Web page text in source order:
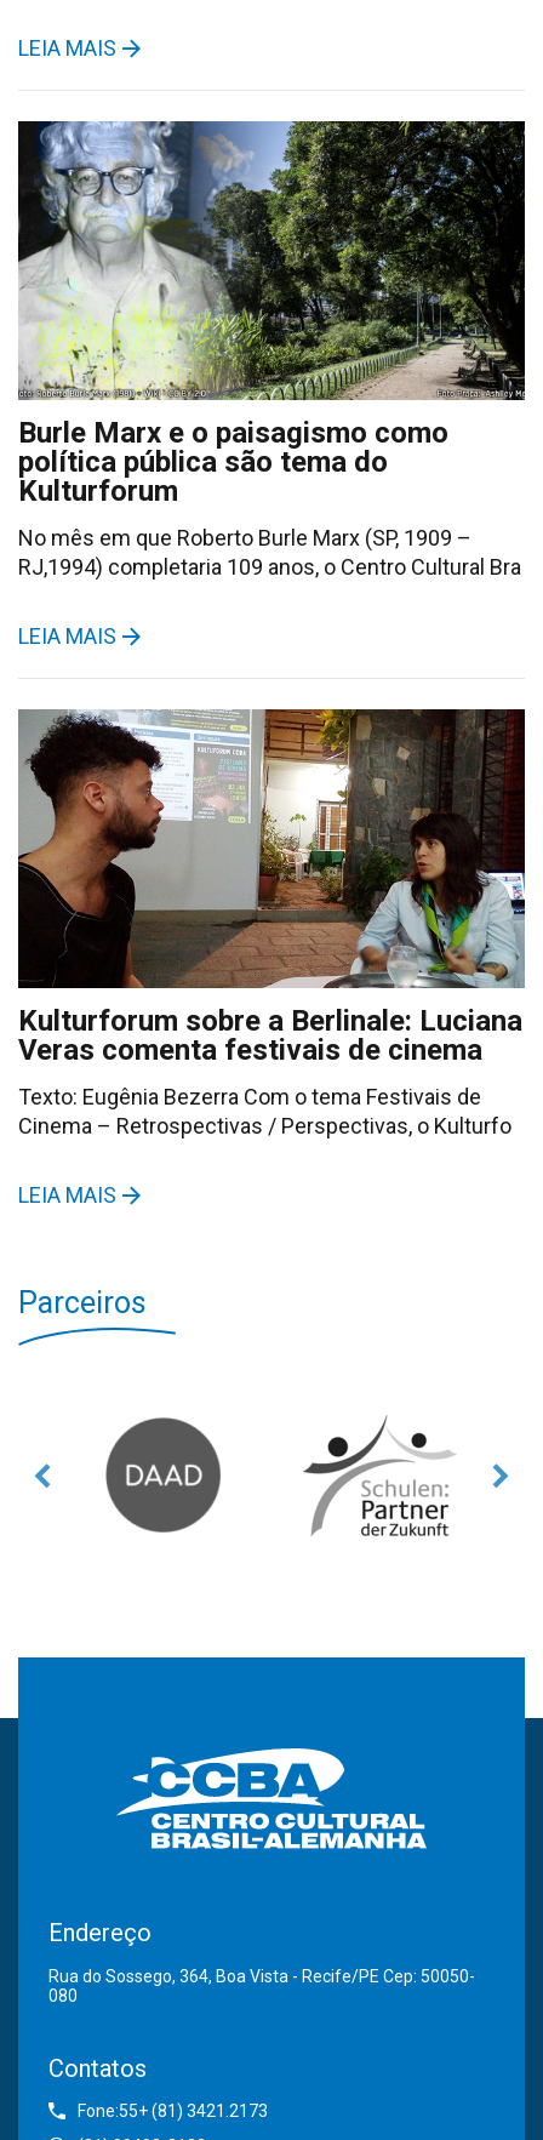
LEIA MAIS
Burle Marx e o paisagismo como
política pública são tema do
Kulturforum
No mês em que Roberto Burle Marx (SP, 1909 –
RJ,1994) completaria 109 anos, o Centro Cultural Bra
LEIA MAIS
Kulturforum sobre a Berlinale: Luciana
Veras comenta festivais de cinema
Texto: Eugênia Bezerra Com o tema Festivais de
Cinema – Retrospectivas / Perspectivas, o Kulturfo
LEIA MAIS
Parceiros
Endereço
Rua do Sossego, 364, Boa Vista - Recife/PE Cep: 50050-
080
Contatos
Fone:55+ (81) 3421.2173